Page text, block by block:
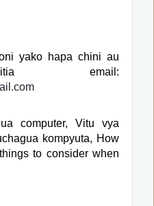
yako hapa chini au
email:
computer, Vitu vya
kompyuta, How
to consider when